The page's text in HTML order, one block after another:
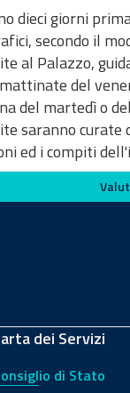
dieci giorni
secondo il
al Palazzo,
del
del martedì o
saranno
ed i compiti
dei Servizi
di Stato